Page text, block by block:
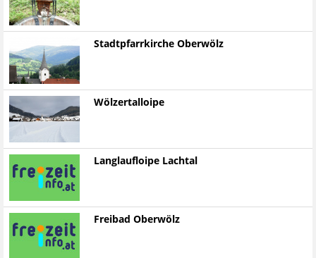
Stadtpfarrkirche Oberwölz
Wölzertalloipe
Langlaufloipe Lachtal
Freibad Oberwölz